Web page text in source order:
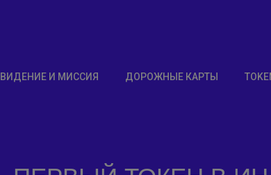
ВИДЕНИЕ И МИССИЯ ДОРОЖНЫЕ КАРТЫ